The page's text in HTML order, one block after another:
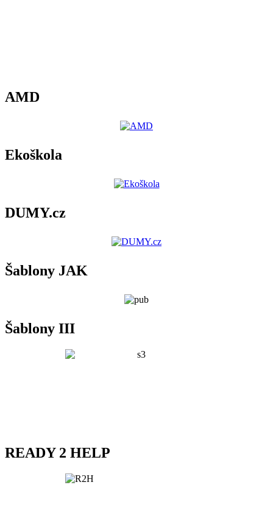
AMD
Ekoškola
DUMY.cz
Šablony JAK
Šablony III
READY 2 HELP